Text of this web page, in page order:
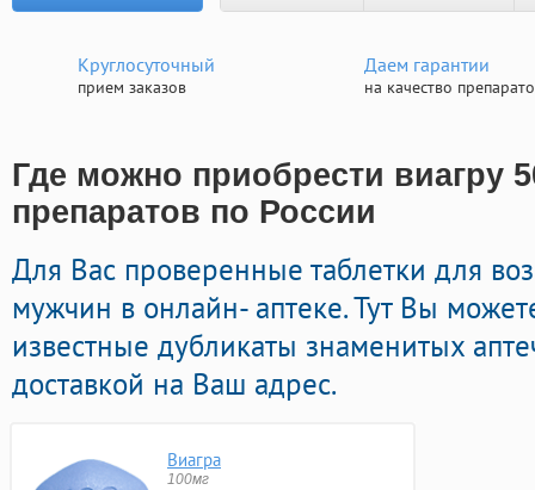
Круглосуточный
прием заказов
Даем гарантии
на качество
Где можно приобрести виагру
препаратов по России
Для Вас проверенные таблетки для
мужчин в онлайн- аптеке. Тут Вы
известные дубликаты знаменитых
доставкой на Ваш адрес.
Виагра
100мг